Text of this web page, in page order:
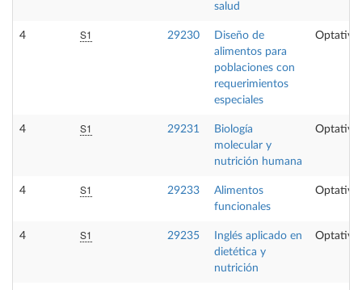
salud
4 S1 29230
Diseño de
alimentos para
poblaciones con
requerimientos
especiales
Optativa
4 S1 29231
Biología
molecular y
nutrición humana
Optativa
4 S1 29233
Alimentos
funcionales
Optativa
4 S1 29235
Inglés aplicado en
dietética y
nutrición
Optativa